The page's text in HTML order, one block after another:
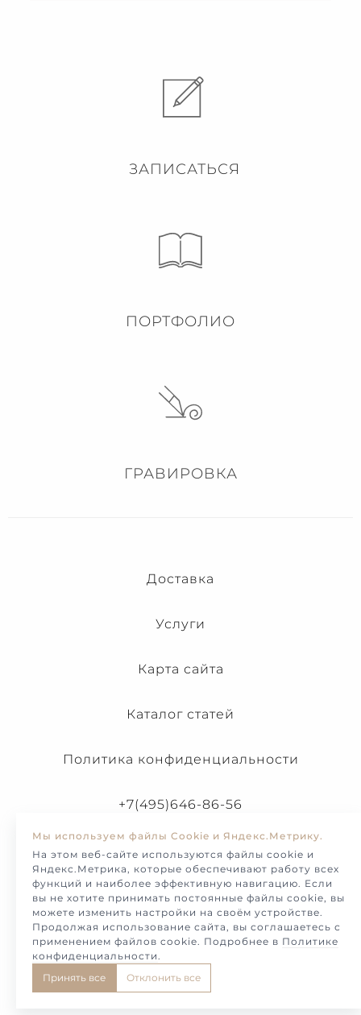
ЗАПИСАТЬСЯ
ПОРТФОЛИО
ГРАВИРОВКА
Доставка
Услуги
Карта сайта
Каталог статей
Политика конфиденциальности
+7(495)646-86-56
Мы используем файлы Cookie и Яндекс.Метрику.
На этом веб-сайте используются файлы cookie и
Яндекс.Метрика, которые обеспечивают работу всех
функций и наиболее эффективную навигацию. Если
вы не хотите принимать постоянные файлы cookie, вы
можете изменить настройки на своём устройстве.
Продолжая использование сайта, вы соглашаетесь с
применением файлов cookie. Подробнее в Политике
конфиденциальности.
Принять все
Отклонить все